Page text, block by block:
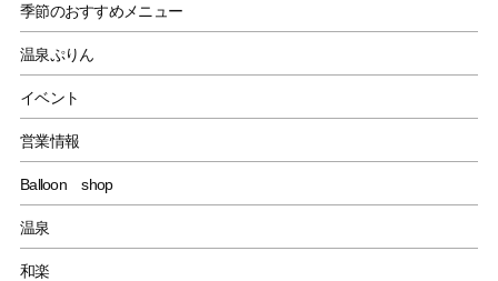
季節のおすすめメニュー
温泉ぷりん
イベント
営業情報
Balloon shop
温泉
和楽